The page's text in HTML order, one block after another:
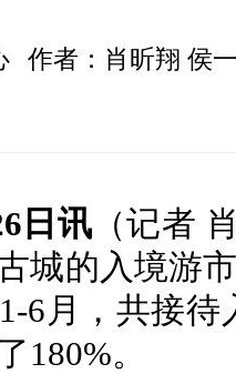
作者：肖昕翔 侯
日讯 （记者
城的入境游
6月，共接
180%。